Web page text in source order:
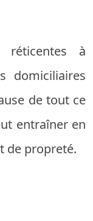
réticentes à
domiciliaires
de tout ce
entraîner en
de propreté.